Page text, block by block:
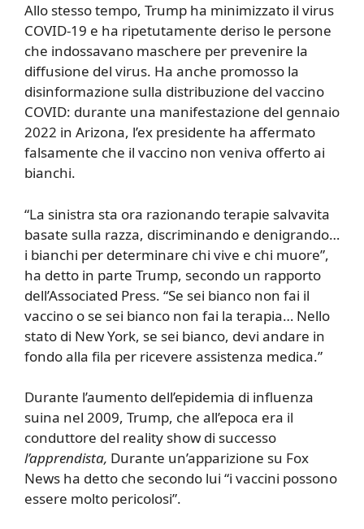
Allo stesso tempo, Trump ha minimizzato il virus
COVID-19 e ha ripetutamente deriso le persone
che indossavano maschere per prevenire la
diffusione del virus. Ha anche promosso la
disinformazione sulla distribuzione del vaccino
COVID: durante una manifestazione del gennaio
2022 in Arizona, l’ex presidente ha affermato
falsamente che il vaccino non veniva offerto ai
bianchi.
“La sinistra sta ora razionando terapie salvavita
basate sulla razza, discriminando e denigrando…
i bianchi per determinare chi vive e chi muore”,
ha detto in parte Trump, secondo un rapporto
dell’Associated Press. “Se sei bianco non fai il
vaccino o se sei bianco non fai la terapia… Nello
stato di New York, se sei bianco, devi andare in
fondo alla fila per ricevere assistenza medica.”
Durante l’aumento dell’epidemia di influenza
suina nel 2009, Trump, che all’epoca era il
conduttore del reality show di successo
l’apprendista, Durante un’apparizione su Fox
News ha detto che secondo lui “i vaccini possono
essere molto pericolosi”.